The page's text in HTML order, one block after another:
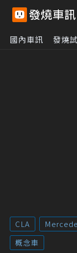
國內車訊 發燒
CLA
概念車